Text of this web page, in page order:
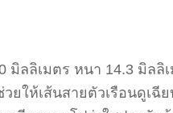
มิลลิเมตร หนา 14.3 มิ
ยให้เส้นสายตัวเรือนดูเ